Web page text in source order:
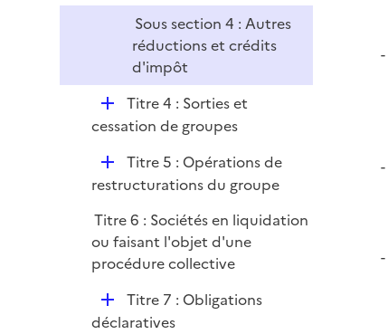
Sous section 4 : Autres
réductions et crédits
d'impôt
D
é
i
r
Titre 4 : Sorties et
cessation de groupes
D
é
l
i
e
Titre 5 : Opérations de
restructurations du groupe
Titre 6 : Sociétés en liquidation
ou faisant l'objet d'une
procédure collective
D
é
Titre 7 : Obligations
déclaratives